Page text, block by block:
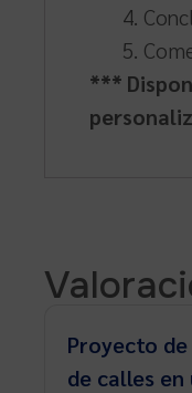
4.
5.
***
Proyecto
de calles